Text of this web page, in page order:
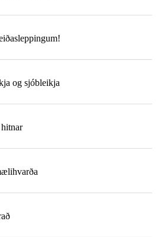
og sjóbleikja